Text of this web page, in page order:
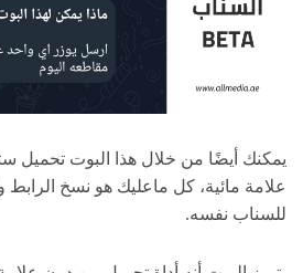
يمكنك أيضًا من خلال هذا البوت تحميل
علامة مائية، كل ماعليك هو نسخ
للسناب نفسه.